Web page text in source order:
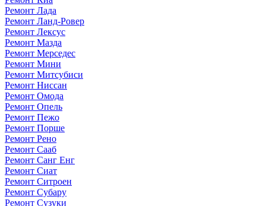
Ремонт Лада
Ремонт Ланд-Ровер
Ремонт Лексус
Ремонт Мазда
Ремонт Мерседес
Ремонт Мини
Ремонт Митсубиси
Ремонт Ниссан
Ремонт Омода
Ремонт Опель
Ремонт Пежо
Ремонт Порше
Ремонт Рено
Ремонт Сааб
Ремонт Санг Енг
Ремонт Сиат
Ремонт Ситроен
Ремонт Субару
Ремонт Сузуки